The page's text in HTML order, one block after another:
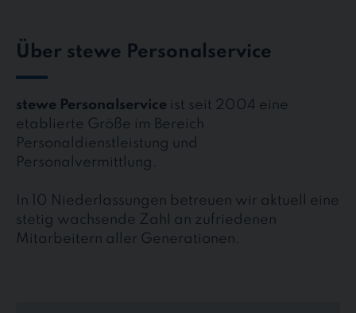
Über stewe Personalservice
stewe Personalservice ist seit 2004 eine
etablierte Größe im Bereich
Personaldienstleistung und
Personalvermittlung.
In 10 Niederlassungen betreuen wir aktuell eine
stetig wachsende Zahl an zufriedenen
Mitarbeitern aller Generationen.